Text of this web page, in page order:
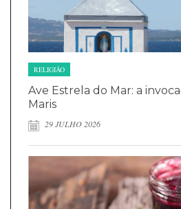
RELIGIÃO
Ave Estrela do Mar: a
Maris
29 JULHO 2026